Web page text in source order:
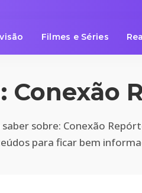
Filmes e Séries
Conexão
sobre: Conexão
para ficar bem